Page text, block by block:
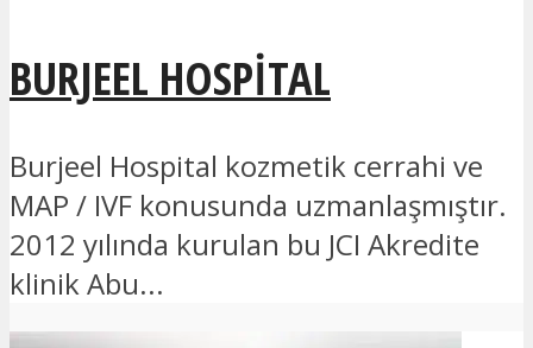
BURJEEL HOSPITAL
Burjeel Hospital kozmetik cerrahi ve
MAP / IVF konusunda uzmanlaşmıştır.
2012 yılında kurulan bu JCI Akredite
klinik Abu...